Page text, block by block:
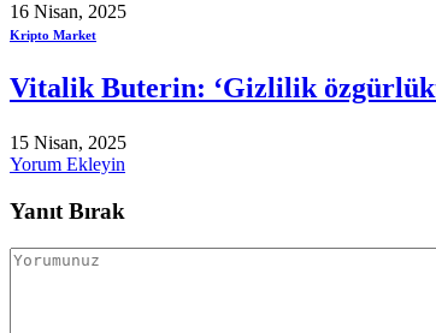
16 Nisan, 2025
Kripto Market
Vitalik Buterin: ‘Gizlilik
15 Nisan, 2025
Yorum Ekleyin
Yanıt Bırak